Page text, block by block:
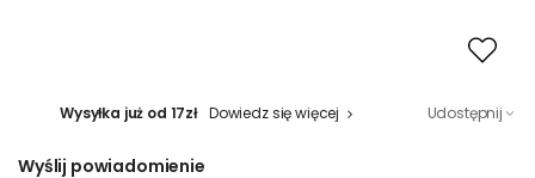
Wysyłka już od 17zł Dowiedz się więcej Udostępnij
Wyślij powiadomienie